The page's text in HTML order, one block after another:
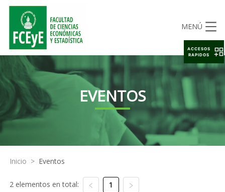
MENÚ
EVENTOS
Inicio > Eventos
2 elementos en total: 1
ACCESOS
RAPIDOS